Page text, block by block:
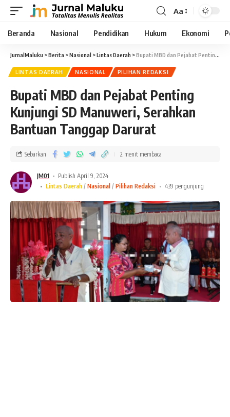
Aa
Beranda Nasional Pendidikan Hukum Ekonomi
JurnalMaluku >Berita >Nasional >Lintas Daerah >Bupati MBD dan Pejabat Penting Kunjungi SD Manuweri, Serahkan Bantuan Tanggap Darurat
LINTAS DAERAH NASIONAL PILIHAN REDAKSI
Bupati MBD dan Pejabat Penting
Kunjungi SD Manuweri, Serahkan
Bantuan Tanggap Darurat
JM01
Publish April 9, 2024
Lintas Daerah
Nasional Pilihan Redaksi 439 pengunjung
Sebarkan 2 menit membaca